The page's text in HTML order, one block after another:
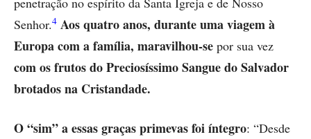
Senhor.4 Aos quatro anos, durante uma viagem à
Europa com a família, maravilhou-se por sua vez
com os frutos do Preciosíssimo Sangue do Salvador
brotados na Cristandade.
O “sim” a essas graças primevas foi íntegro: “Desde